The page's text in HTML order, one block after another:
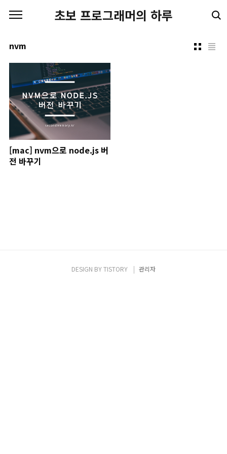
초보 프로그래머의 하루
nvm
[mac] nvm으로 node.js 버
전 바꾸기
DESIGN BYTISTORY 관리자